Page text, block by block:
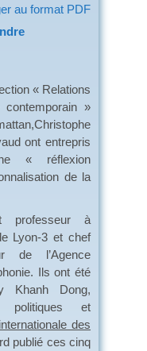
au format PDF
« Relations
contemporain »
ont entrepris
« réflexion
de la
professeur à
Lyon-3 et chef
de l’Agence
Ils ont été
Khanh Dong,
politiques et
des
publié ces cinq